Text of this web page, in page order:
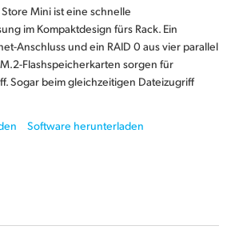
China
Mini ist eine schnelle
im Kompaktdesign fürs Rack. Ein
Anschluss und ein RAID 0 aus vier parallel
Flashspeicherkarten sorgen für
Sogar beim gleichzeitigen Dateizugriff
Software herunterladen